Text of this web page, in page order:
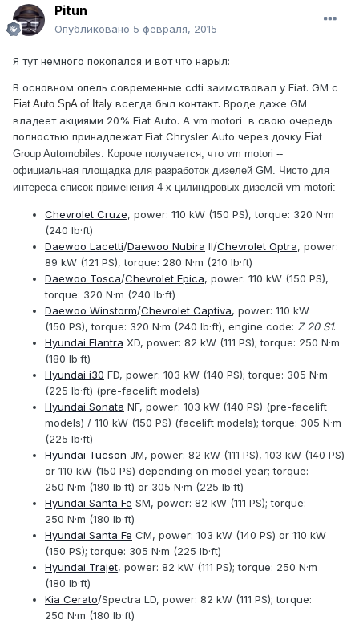
Pitun
Опубликовано 5 февраля, 2015
Я тут немного покопался и вот что нарыл:
В основном опель современные cdti заимствовал у Fiat. GM c
Fiat Auto SpA of Italy всегда был контакт. Вроде даже GM
владеет акциями 20% Fiat Auto. А vm motori в свою очередь
полностью принадлежат Fiat Chrysler Auto через дочку Fiat
Group Automobiles. Короче получается, что vm motori --
официальная площадка для разработок дизелей GM. Чисто для
интереса список применения 4-х цилиндровых дизелей vm motori:
Chevrolet Cruze, power: 110 kW (150 PS), torque: 320 N·m
(240 lb·ft)
Daewoo Lacetti/Daewoo Nubira II/Chevrolet Optra, power:
89 kW (121 PS), torque: 280 N·m (210 lb·ft)
Daewoo Tosca/Chevrolet Epica, power: 110 kW (150 PS),
torque: 320 N·m (240 lb·ft)
Daewoo Winstorm/Chevrolet Captiva, power: 110 kW
(150 PS), torque: 320 N·m (240 lb·ft), engine code: Z 20 S1.
Hyundai Elantra XD, power: 82 kW (111 PS); torque: 250 N·m
(180 lb·ft)
Hyundai i30 FD, power: 103 kW (140 PS); torque: 305 N·m
(225 lb·ft) (pre-facelift models)
Hyundai Sonata NF, power: 103 kW (140 PS) (pre-facelift
models) / 110 kW (150 PS) (facelift models); torque: 305 N·m
(225 lb·ft)
Hyundai Tucson JM, power: 82 kW (111 PS), 103 kW (140 PS)
or 110 kW (150 PS) depending on model year; torque:
250 N·m (180 lb·ft) or 305 N·m (225 lb·ft)
Hyundai Santa Fe SM, power: 82 kW (111 PS); torque:
250 N·m (180 lb·ft)
Hyundai Santa Fe CM, power: 103 kW (140 PS) or 110 kW
(150 PS); torque: 305 N·m (225 lb·ft)
Hyundai Trajet, power: 82 kW (111 PS); torque: 250 N·m
(180 lb·ft)
Kia Cerato/Spectra LD, power: 82 kW (111 PS); torque:
250 N·m (180 lb·ft)